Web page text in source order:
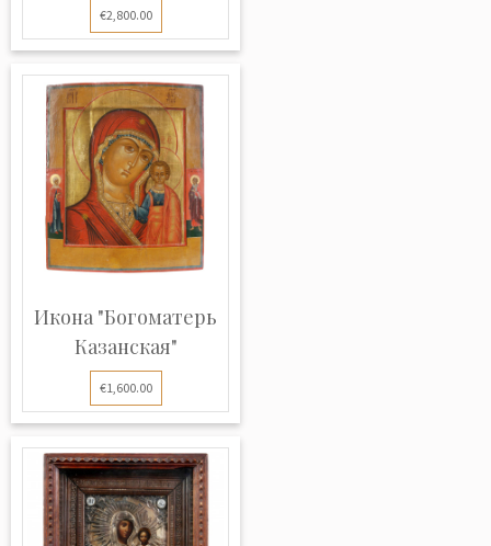
€2,800.00
Икона "Богоматерь
Казанская"
€1,600.00